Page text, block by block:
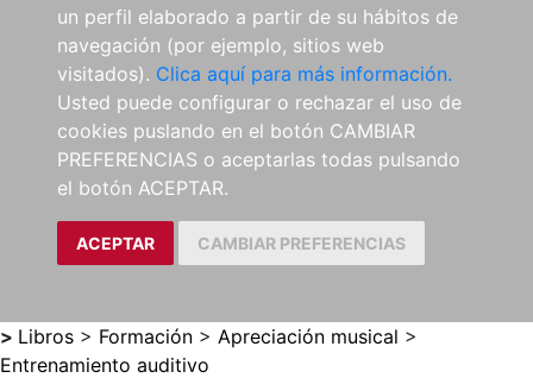
un perfil elaborado a partir de su hábitos de
navegación (por ejemplo, sitios web
visitados). Clica aquí para más información.
Usted puede configurar o rechazar el uso de
cookies puslando en el botón CAMBIAR
PREFERENCIAS o aceptarlas todas pulsando
el botón ACEPTAR.
ACEPTAR CAMBIAR PREFERENCIAS
> Libros > Formación > Apreciación musical >
Entrenamiento auditivo